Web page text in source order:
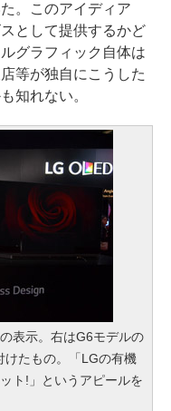
。このアイディア
として提供するかど
グラフィック自体は
等が独自にこうした
知れない。
表示。右はG6モデルの
たもの。「LGの有機
ト!」というアピールを